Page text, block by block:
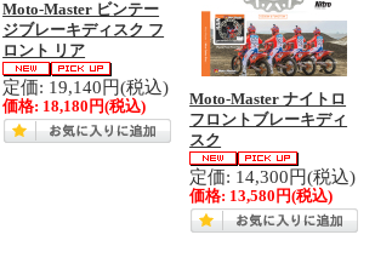
Moto-Master ビンテー
ジブレーキディスク フ
ロント リア
定価: 19,140円(税込)
価格: 18,180円(税込)
Moto-Master ナイトロ
フロントブレーキディ
スク
定価: 14,300円(税込)
価格: 13,580円(税込)